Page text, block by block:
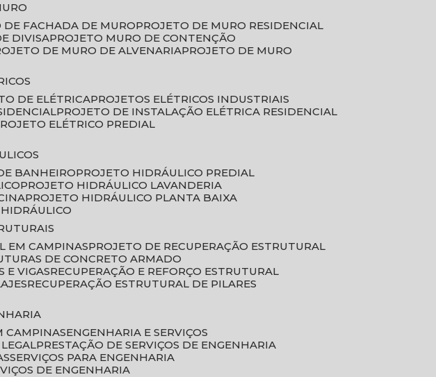
DE FACHADA DE MURO
PROJETO DE MURO RESIDENCIAL
DIVISA
PROJETO MURO DE CONTENÇÃO
DE MURO DE ALVENARIA
PROJETO DE MURO
DE ELÉTRICA
PROJETOS ELÉTRICOS INDUSTRIAIS
PROJETO DE INSTALAÇÃO ELÉTRICA RESIDENCIAL
PROJETO ELÉTRICO PREDIAL
BANHEIRO
PROJETO HIDRÁULICO PREDIAL
PROJETO HIDRÁULICO LAVANDERIA
PROJETO HIDRÁULICO PLANTA BAIXA
HIDRÁULICO
EM CAMPINAS
PROJETO DE RECUPERAÇÃO ESTRUTURAL
DE CONCRETO ARMADO
E VIGAS
RECUPERAÇÃO E REFORÇO ESTRUTURAL
RECUPERAÇÃO ESTRUTURAL DE PILARES
CAMPINAS
ENGENHARIA E SERVIÇOS
PRESTAÇÃO DE SERVIÇOS DE ENGENHARIA
SERVIÇOS PARA ENGENHARIA
DE ENGENHARIA